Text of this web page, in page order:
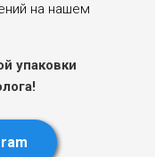
на нашем
упаковки